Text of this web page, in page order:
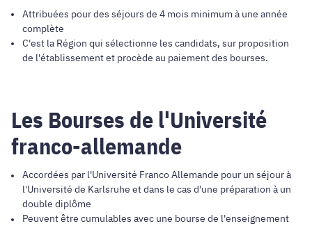
Attribuées pour des séjours de 4 mois minimum à une année
complète
C'est la Région qui sélectionne les candidats, sur proposition
de l'établissement et procède au paiement des bourses.
Les Bourses de l'Université
franco-allemande
Accordées par l'Université Franco Allemande pour un séjour à
l'Université de Karlsruhe et dans le cas d'une préparation à un
double diplôme
Peuvent être cumulables avec une bourse de l'enseignement